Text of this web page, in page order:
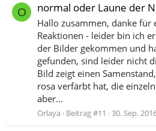
O normal oder Laune der
Hallo zusammen, danke für
Reaktionen - leider bin ich
der Bilder gekommen und
gefunden, sind leider nicht
Bild zeigt einen
rosa verfärbt hat, die
aber...
Orlaya Beitrag #11 30. Sep.